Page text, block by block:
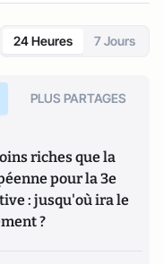
24 Heures 7 Jours
PLUS PARTAGES
riches que la
pour la 3e
: jusqu'où ira le
?